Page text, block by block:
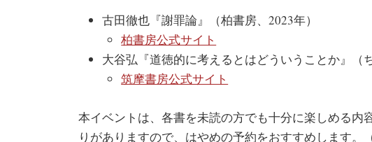
古田徹也『謝罪論』（柏書房、2023年）
柏書房公式サイト
大谷弘『道徳的に考えるとはどういうことか』（
筑摩書房公式サイト
本イベントは、各書を未読の方でも十分に楽しめる内
りがありますので、はやめの予約をおすすめします